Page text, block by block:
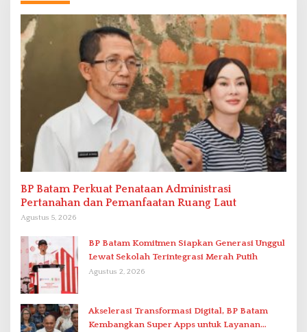
BP Batam Perkuat Penataan Administrasi
Pertanahan dan Pemanfaatan Ruang Laut
Agustus 5, 2026
BP Batam Komitmen Siapkan Generasi Unggul
Lewat Sekolah Terintegrasi Merah Putih
Agustus 2, 2026
Akselerasi Transformasi Digital, BP Batam
Kembangkan Super Apps untuk Layanan